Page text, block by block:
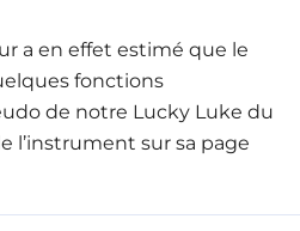
a en effet estimé que le
fonctions
de notre Lucky Luke du
l’instrument sur sa page